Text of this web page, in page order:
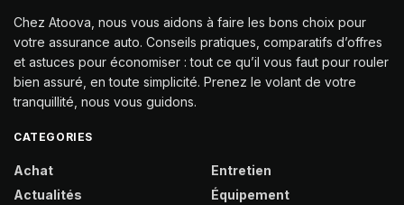
Chez Atoova, nous vous aidons à faire les bons choix pour
votre assurance auto. Conseils pratiques, comparatifs d’offres
et astuces pour économiser : tout ce qu’il vous faut pour rouler
bien assuré, en toute simplicité. Prenez le volant de votre
tranquillité, nous vous guidons.
CATEGORIES
Achat
Actualités
Entretien
Équipement